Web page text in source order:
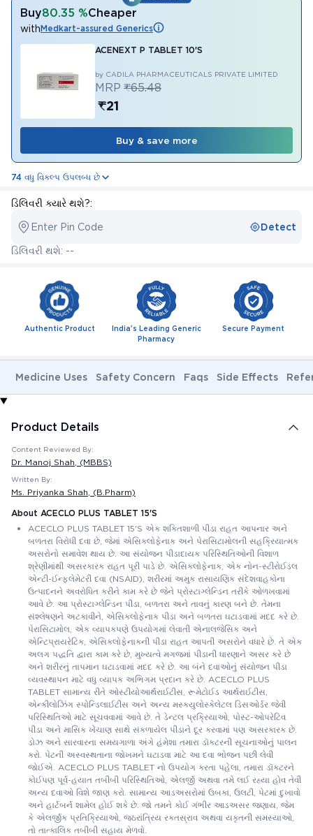
Buy80.35 %Cheaper
withMedkart-assured Generics
ACENEXT P TABLET 10'S
by CADILA PHARMACEUTICALS PRIVATE LIMITED
MRP ₹65.48
₹21
Buy & save more
74 વધુ વિકલ્પ ઉપલબ્ધ છે
ડિલિવરી ક્યારે થશે?:
Enter Pin Code Detect
ડિલિવરી થશે: --
Authentic Product
India's Leading Generic
Pharmacy
Secure Payment
Medicine Uses Safety Concern Faqs Side Effects
Product Details
Content Reviewed By:
Dr. Manoj Shah , (MBBS)
Written By:
Ms. Priyanka Shah , (B.Pharm)
About ACECLO PLUS TABLET 15'S
ACECLO PLUS TABLET 15'S એક શક્તિશાળી પીડા રાહત આપનાર અને
બળતરા વિરોધી દવા છે, જેમાં એસિક્લોફેનાક અને પેરાસિટામોલની સહક્રિયાત્મક
અસરોનો સમાવેશ થાય છે. આ સંયોજન પીડાદાયક પરિસ્થિતિઓની વિશાળ
શ્રેણીમાંથી અસરકારક રાહત પૂરી પાડે છે. એસિક્લોફેનાક, એક નોન-સ્ટીરોઈડલ
એન્ટી-ઈન્ફ્લેમેટરી દવા (NSAID), શરીરમાં અમુક રાસાયણિક સંદેશવાહકોના
ઉત્પાદનને અવરોધિત કરીને કામ કરે છે જેને પ્રોસ્ટાગ્લેન્ડિન તરીકે ઓળખવામાં
આવે છે. આ પ્રોસ્ટાગ્લેન્ડિન પીડા, બળતરા અને તાવનું કારણ બને છે. તેમના
સંશ્લેષણને અટકાવીને, એસિક્લોફેનાક પીડા અને બળતરા ઘટાડવામાં મદદ કરે છે.
પેરાસિટામોલ, એક વ્યાપકપણે ઉપયોગમાં લેવાતી એનાલજેસિક અને
એન્ટિપ્રાયરેટિક, એસિક્લોફેનાકની પીડા રાહત આપતી અસરોને વધારે છે. તે એક
અલગ પદ્ધતિ દ્વારા કામ કરે છે, મુખ્યત્વે મગજમાં પીડાની ધારણાને અસર કરે છે
અને શરીરનું તાપમાન ઘટાડવામાં મદદ કરે છે. આ બંને દવાઓનું સંયોજન પીડા
વ્યવસ્થાપન માટે વધુ વ્યાપક અભિગમ પ્રદાન કરે છે. ACECLO PLUS
TABLET સામાન્ય રીતે ઓસ્ટીયોઆર્થરાઈટીસ, રૂમેટોઈડ આર્થરાઈટીસ,
એન્કીલોઝિંગ સ્પોન્ડિલાઈટીસ અને અન્ય મસ્ક્યુલોસ્કેલેટલ ડિસઓર્ડર જેવી
પરિસ્થિતિઓ માટે સૂચવવામાં આવે છે. તે ડેન્ટલ પ્રક્રિયાઓ, પોસ્ટ-ઓપરેટિવ
પીડા અને માસિક ખેંચાણ સાથે સંકળાયેલ પીડાને દૂર કરવામાં પણ અસરકારક છે.
ડોઝ અને સારવારના સમયગાળા અંગે હંમેશા તમારા ડૉક્ટરની સૂચનાઓનું પાલન
કરો. પેટની અસ્વસ્થતાના જોખમને ઘટાડવા માટે આ દવા ભોજન પછી લેવી
જોઈએ. ACECLO PLUS TABLET નો ઉપયોગ કરતા પહેલા, તમારા ડૉક્ટરને
કોઈપણ પૂર્વ-હયાત તબીબી પરિસ્થિતિઓ, એલર્જી અથવા તમે લઈ રહ્યા હોવ તેવી
અન્ય દવાઓ વિશે જાણ કરો. સામાન્ય આડઅસરોમાં ઉબકા, ઉલટી, પેટમાં દુખાવો
અને હાર્ટબર્ન શામેલ હોઈ શકે છે. જો તમને કોઈ ગંભીર આડઅસર જણાય, જેમ
કે એલર્જીક પ્રતિક્રિયાઓ, જઠરાંત્રિય રક્તસ્રાવ અથવા યકૃતની સમસ્યાઓ,
તો તાત્કાલિક તબીબી સહાય મેળવો.